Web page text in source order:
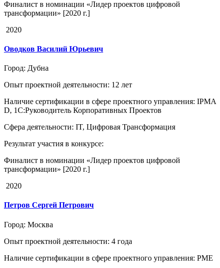
Финалист в номинации «Лидер проектов цифровой
трансформации» [2020 г.]
2020
Оводков Василий Юрьевич
Город: Дубна
Опыт проектной деятельности: 12 лет
Наличие сертификации в сфере проектного управления: IPMA
D, 1C:Руководитель Корпоративных Проектов
Сфера деятельности: IT, Цифровая Трансформация
Результат участия в конкурсе:
Финалист в номинации «Лидер проектов цифровой
трансформации» [2020 г.]
2020
Петров Сергей Петрович
Город: Москва
Опыт проектной деятельности: 4 года
Наличие сертификации в сфере проектного управления: PME